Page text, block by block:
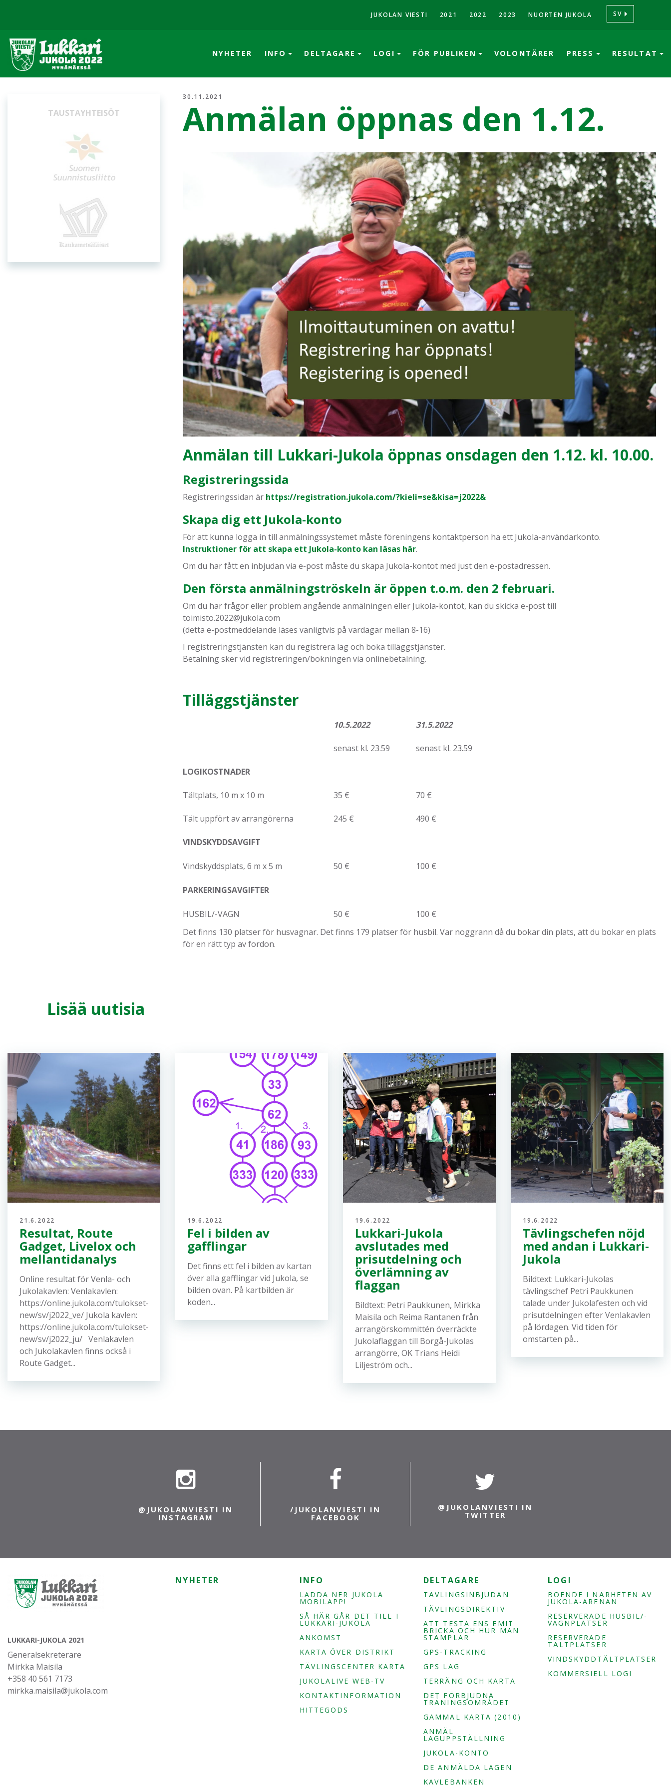
JUKOLAN VIESTI 2021 2022 2023 NUORTEN JUKOLA SV
NYHETER INFO DELTAGARE LOGI FÖR PUBLIKEN VOLONTÄRER PRESS RESULTAT
30.11.2021
Anmälan öppnas den 1.12.
Anmälan till Lukkari-Jukola öppnas onsdagen den 1.12. kl. 10.00.
Registreringssida
Registreringssidan är https://registration.jukola.com/?kieli=se&kisa=j2022&
Skapa dig ett Jukola-konto
För att kunna logga in till anmälningssystemet måste föreningens kontaktperson ha ett Jukola-användarkonto.
Instruktioner för att skapa ett Jukola-konto kan läsas här.
Om du har fått en inbjudan via e-post måste du skapa Jukola-kontot med just den e-postadressen.
Den första anmälningströskeln är öppen t.o.m. den 2 februari.
Om du har frågor eller problem angående anmälningen eller Jukola-kontot, kan du skicka e-post till
toimisto.2022@jukola.com
(detta e-postmeddelande läses vanligtvis på vardagar mellan 8-16)
I registreringstjänsten kan du registrera lag och boka tilläggstjänster.
Betalning sker vid registreringen/bokningen via onlinebetalning.
Tilläggstjänster
10.5.2022 31.5.2022
senast kl. 23.59 senast kl. 23.59
LOGIKOSTNADER
Tältplats, 10 m x 10 m 35 € 70 €
Tält uppfört av arrangörerna 245 € 490 €
VINDSKYDDSAVGIFT
Vindskyddsplats, 6 m x 5 m 50 € 100 €
PARKERINGSAVGIFTER
HUSBIL/-VAGN 50 €
100 €
Det finns 130 platser för husvagnar. Det finns 179 platser för husbil. Var noggrann då du bokar din plats, att du bokar en plats
för en rätt typ av fordon.
OSUUSISÄNNÄT
Lisää uutisia
21.6.2022
Resultat, Route
Gadget, Livelox och
mellantidanalys
Online resultat för Venla- och
Jukolakavlen: Venlakavlen:
https://online.jukola.com/tulokset-
new/sv/j2022_ve/ Jukola kavlen:
https://online.jukola.com/tulokset-
new/sv/j2022_ju/ Venlakavlen
och Jukolakavlen finns också i
Route Gadget...
19.6.2022
Fel i bilden av
gafflingar
Det finns ett fel i bilden av kartan
över alla gafflingar vid Jukola, se
bilden ovan. På kartbilden är
koden...
19.6.2022
Lukkari-Jukola
avslutades med
prisutdelning och
överlämning av
flaggan
Bildtext: Petri Paukkunen, Mirkka
Maisila och Reima Rantanen från
arrangörskommittén överräckte
Jukolaflaggan till Borgå-Jukolas
arrangörre, OK Trians Heidi
Liljeström och...
19.6.2022
Tävlingschefen nöjd
med andan i Lukkari-
Jukola
Bildtext: Lukkari-Jukolas
tävlingschef Petri Paukkunen
talade under Jukolafesten och vid
prisutdelningen efter Venlakavlen
på lördagen. Vid tiden för
omstarten på...
@JUKOLANVIESTI IN
INSTAGRAM
/JUKOLANVIESTI IN
FACEBOOK
@JUKOLANVIESTI IN
TWITTER
LUKKARI-JUKOLA 2021
Generalsekreterare
Mirkka Maisila
+358 40 561 7173
mirkka.maisila@jukola.com
NYHETER INFO
LADDA NER JUKOLA
MOBILAPP!
SÅ HÄR GÅR DET TILL I
LUKKARI-JUKOLA
ANKOMST
KARTA ÖVER DISTRIKT
TÄVLINGSCENTER KARTA
JUKOLALIVE WEB-TV
KONTAKTINFORMATION
HITTEGODS
DELTAGARE
TÄVLINGSINBJUDAN
TÄVLINGSDIREKTIV
ATT TESTA ENS EMIT
BRICKA OCH HUR MAN
STÄMPLAR
GPS-TRACKING
GPS LAG
TERRÄNG OCH KARTA
DET FÖRBJUDNA
TRÄNINGSOMRÅDET
GAMMAL KARTA (2010)
ANMÄL
LAGUPPSTÄLLNING
JUKOLA-KONTO
DE ANMÄLDA LAGEN
KAVLEBANKEN
LOGI
BOENDE I NÄRHETEN AV
JUKOLA-ARENAN
RESERVERADE HUSBIL/-
VAGNPLATSER
RESERVERADE
TÄLTPLATSER
VINDSKYDDTÄLTPLATSER
KOMMERSIELL LOGI